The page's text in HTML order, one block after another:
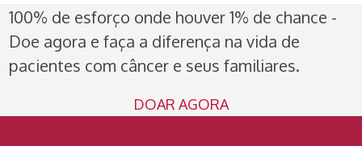
100% de esforço onde houver 1% de chance -
Doe agora e faça a diferença na vida de
pacientes com câncer e seus familiares.
DOAR AGORA